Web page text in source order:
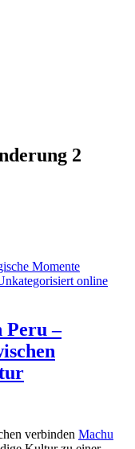
2
Peru –
verbinden Machu